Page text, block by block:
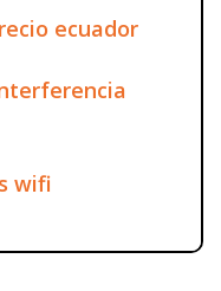
ecuador
wifi